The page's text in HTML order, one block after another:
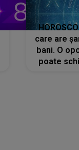
care are
bani. O
poate